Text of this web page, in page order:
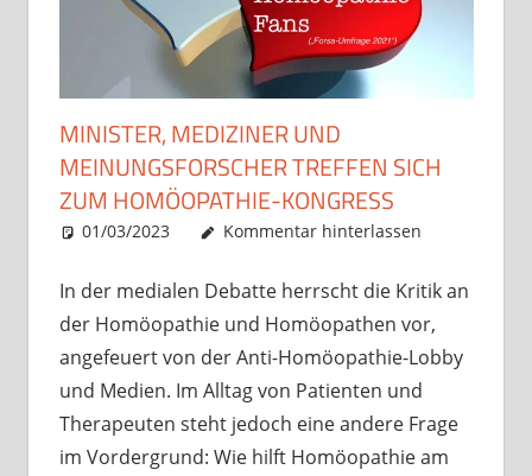
MINISTER, MEDIZINER UND
MEINUNGSFORSCHER TREFFEN SICH
ZUM HOMÖOPATHIE-KONGRESS
01/03/2023 Christian J. Becker
Allgemein
Kommentar hinterlassen
In der medialen Debatte herrscht die Kritik an
der Homöopathie und Homöopathen vor,
angefeuert von der Anti-Homöopathie-Lobby
und Medien. Im Alltag von Patienten und
Therapeuten steht jedoch eine andere Frage
im Vordergrund: Wie hilft Homöopathie am